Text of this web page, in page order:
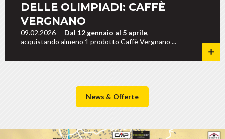
DELLE OLIMPIADI: CAFFÈ
VERGNANO
09.02.2026 - Dal 12 gennaio al 5 aprile,
acquistando almeno 1 prodotto Caffè Vergnano ...
News & Offerte